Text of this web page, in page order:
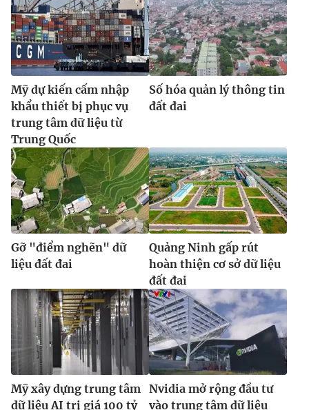
Mỹ dự kiến cấm nhập
khẩu thiết bị phục vụ
trung tâm dữ liệu từ
Trung Quốc
Số hóa quản lý thông tin
đất đai
Gỡ "điểm nghẽn" dữ
liệu đất đai
Quảng Ninh gấp rút
hoàn thiện cơ sở dữ liệu
đất đai
Mỹ xây dựng trung tâm
dữ liệu AI trị giá 100 tỷ
Nvidia mở rộng đầu tư
vào trung tâm dữ liệu